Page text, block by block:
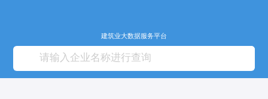
建筑业大数据服务平台